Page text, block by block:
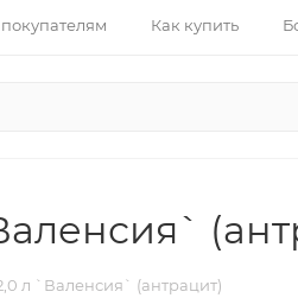
Как купить
л `Валенсия` (антрацит)